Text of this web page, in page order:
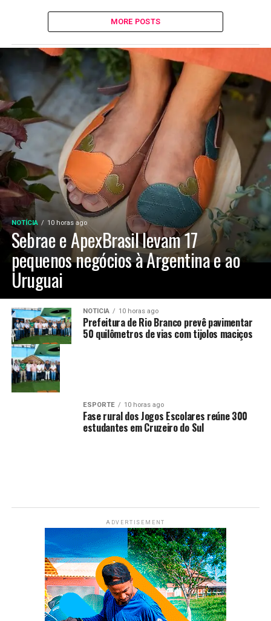
MORE POSTS
NOTÍCIA 10 horas ago
Sebrae e ApexBrasil levam 17
pequenos negócios à Argentina e ao
Uruguai
NOTÍCIA 10 horas ago
Prefeitura de Rio Branco prevê pavimentar
50 quilômetros de vias com tijolos maciços
ESPORTE 10 horas ago
Fase rural dos Jogos Escolares reúne 300
estudantes em Cruzeiro do Sul
ADVERTISEMENT